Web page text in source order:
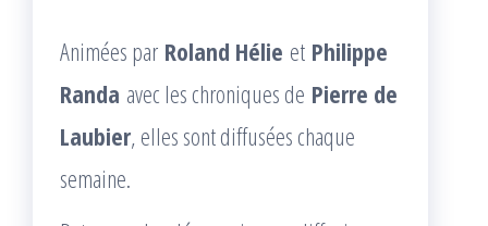
Animées par Roland Hélie et Philippe
Randa avec les chroniques de Pierre de
Laubier, elles sont diffusées chaque
semaine.